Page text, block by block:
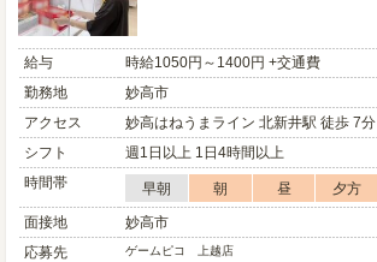
給与
時給1050円～1400円 +交通費
勤務地
妙高市
アクセス
妙高はねうまライン 北新井駅 徒歩 7分
シフト
週1日以上 1日4時間以上
時間帯
早朝 朝 昼 夕方
面接地
妙高市
応募先
ゲームピコ 上越店